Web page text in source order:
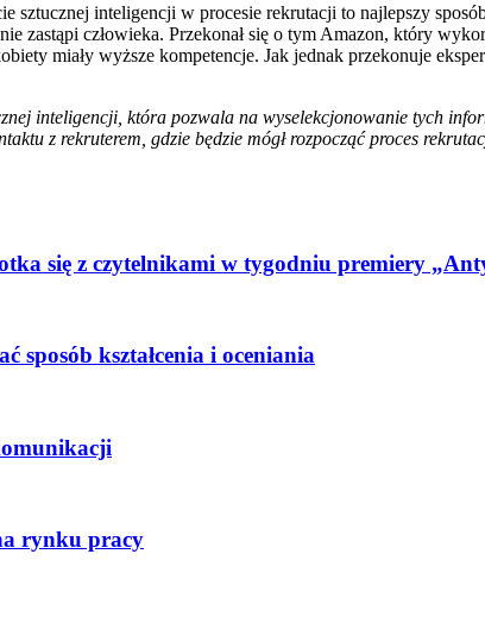
inteligencji w procesie rekrutacji to najlepszy
zastąpi człowieka. Przekonał się o tym Amazon, który
miały wyższe kompetencje. Jak jednak przekonuje
inteligencji, która pozwala na wyselekcjonowanie tych
z rekruterem, gdzie będzie mógł rozpocząć proces
się z czytelnikami w tygodniu premiery
sposób kształcenia i oceniania
rynku pracy